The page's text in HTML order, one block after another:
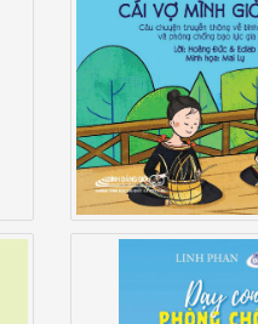
Bản Mình Thay
Mình Giỏi